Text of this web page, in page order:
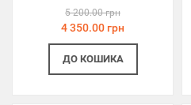
5 200.00 грн
4 350.00 грн
ДО КОШИКА